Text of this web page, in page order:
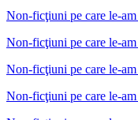
Non-ficţiuni pe care le-
Non-ficţiuni pe care le-
Non-ficţiuni pe care le-
Non-ficţiuni pe care le-